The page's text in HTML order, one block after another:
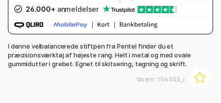
26.000+ anmeldelser
I denne velbalancerede stiftpen fra Pentel finder du et
præcisionsværktøj af højeste rang. Helt i metal og med ovale
gummidutter i grebet. Egnet til skitsering, tegning og skrift.
Varenr: 104502_r